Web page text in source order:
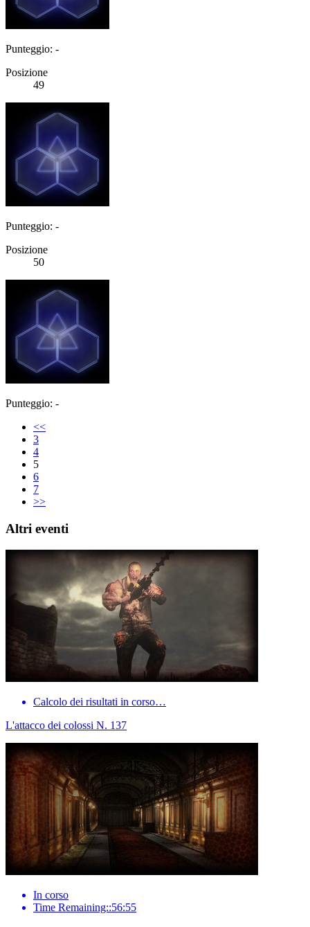
Punteggio: -
Posizione
49
Punteggio: -
Posizione
50
Punteggio: -
<<
3
4
5
6
7
>>
Altri eventi
Calcolo dei risultati in corso…
L'attacco dei colossi N. 137
In corso
Time Remaining::56:55